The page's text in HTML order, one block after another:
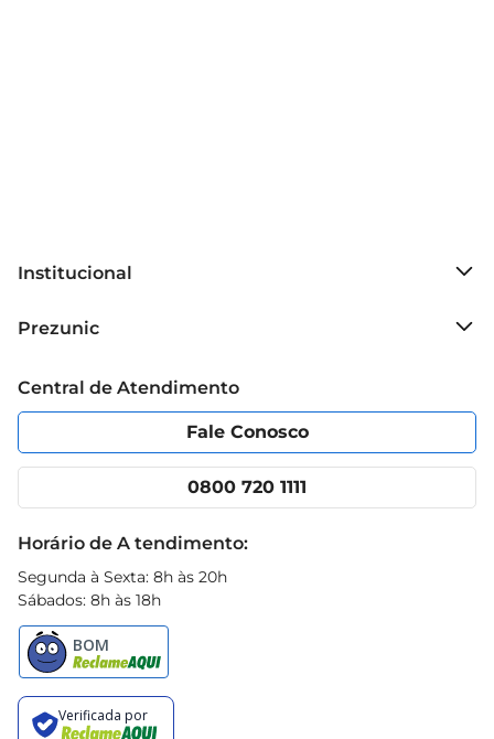
Institucional
Grupo Cencosud
Política de Privacidade
Portal do fornecedor
Cencosud Media
Prezunic
Código de Ética
App Prezunic
Central de Atendimento
Fale Conosco
0800 720 1111
Horário de A tendimento:
Segunda à Sexta: 8h às 20h
Sábados: 8h às 18h